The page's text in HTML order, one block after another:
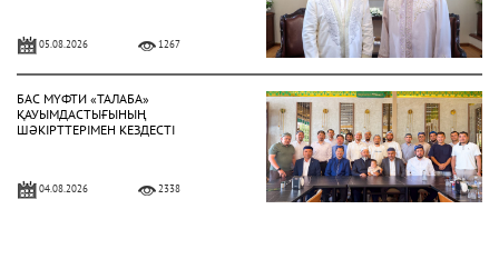
05.08.2026 1267
БАС МҮФТИ «ТАЛАБА»
ҚАУЫМДАСТЫҒЫНЫҢ
ШӘКІРТТЕРІМЕН КЕЗДЕСТІ
04.08.2026 2338